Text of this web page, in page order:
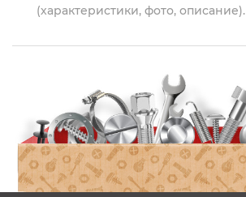
(характеристики, фото, описание).